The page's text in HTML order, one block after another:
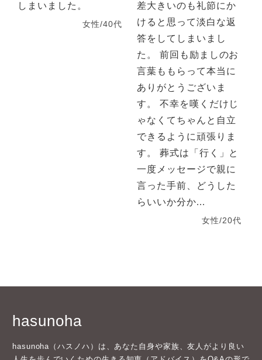
しまいました。
女性/40代
差大きいのも礼節にか
けると思って淡白な返
答をしてしまいまし
た。 前回も励ましのお
言葉ももらって本当に
ありがとうございま
す。 不幸を嘆くだけじ
ゃなくてちゃんと自立
できるように頑張りま
す。 葬式は「行く」と
一度メッセージで親に
言った手前、どうした
らいいか分か...
女性/20代
hasunoha
hasunoha（ハスノハ）は、あなた自身や家族、友人がより良い